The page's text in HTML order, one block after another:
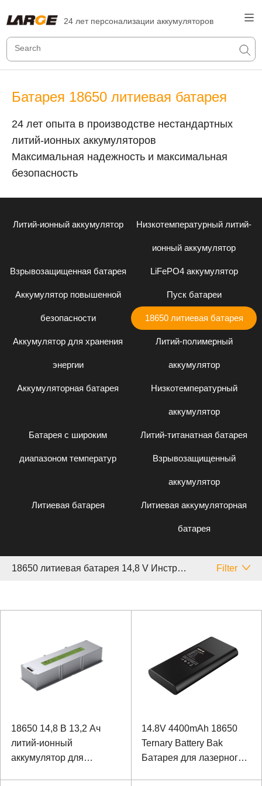
24 лет персонализации аккумуляторов
Батарея 18650 литиевая батарея
24 лет опыта в производстве нестандартных
литий-ионных аккумуляторов
Максимальная надежность и максимальная
безопасность
Литий-ионный аккумулятор Низкотемпературный литий-
ионный аккумулятор
Взрывозащищенная батарея LiFePO4 аккумулятор
Аккумулятор повышенной
безопасности
Пуск батареи
18650 литиевая батарея
Аккумулятор для хранения
энергии
Литий-полимерный
аккумулятор
Аккумуляторная батарея Низкотемпературный
аккумулятор
Батарея с широким
диапазоном температур
Литий-титанатная батарея
Взрывозащищенный
аккумулятор
Литиевая батарея Литиевая аккумуляторная
батарея
18650 литиевая батарея 14,8 V Инструмент Filter
18650 14,8 В 13,2 Ач
литий-ионный
аккумулятор для
14.8V 4400mAh 18650
Ternary Battery Bak
Батарея для лазерного